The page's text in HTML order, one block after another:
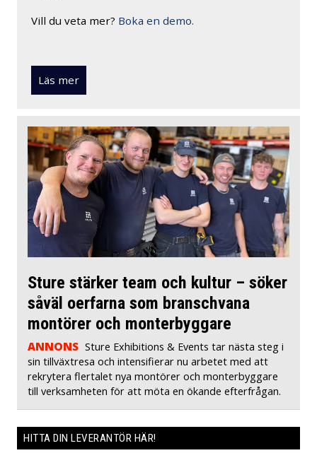
Vill du veta mer? Boka en demo.
Läs mer
Sture stärker team och kultur – söker
såväl oerfarna som branschvana
montörer och monterbyggare
ANNONS Sture Exhibitions & Events tar nästa steg i
sin tillväxtresa och intensifierar nu arbetet med att
rekrytera flertalet nya montörer och monterbyggare
till verksamheten för att möta en ökande efterfrågan.
HITTA DIN LEVERANTÖR HÄR!